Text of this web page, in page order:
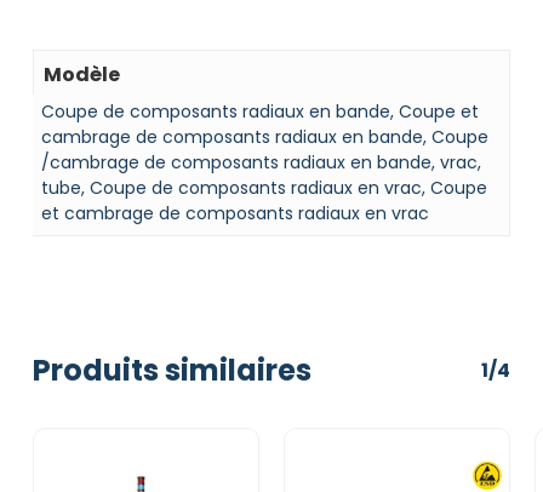
Modèle
Coupe de composants radiaux en bande, Coupe et
cambrage de composants radiaux en bande, Coupe
/cambrage de composants radiaux en bande, vrac,
tube, Coupe de composants radiaux en vrac, Coupe
et cambrage de composants radiaux en vrac
Produits similaires 1/4